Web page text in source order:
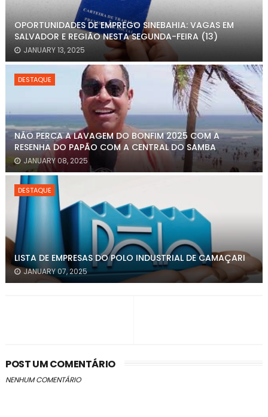
OPORTUNIDADES DE EMPREGO SINEBAHIA: VAGAS EM
SALVADOR E REGIÃO NESTA SEGUNDA-FEIRA (13)
JANUARY 13, 2025
DESTAQUE
NÃO PERCA A LAVAGEM DO BONFIM 2025 COM A
RESENHA DO PAPÃO COM A CENTRAL DO SAMBA
JANUARY 08, 2025
DESTAQUE
LISTA DE EMPRESAS DO POLO INDUSTRIAL DE CAMAÇARI
JANUARY 07, 2025
POST UM COMENTÁRIO
NENHUM COMENTÁRIO